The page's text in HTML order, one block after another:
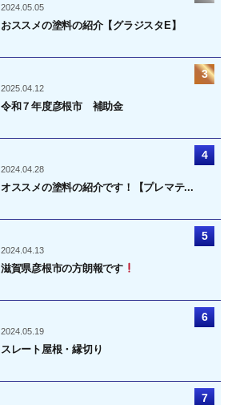
2024.05.05
おススメの塗料の紹介【グラジスタE】
2025.04.12
令和７年度彦根市 補助金
2024.04.28
オススメの塗料の紹介です！【プレマテ...
2024.04.13
滋賀県彦根市の方朗報です
2024.05.19
スレート屋根・縁切り